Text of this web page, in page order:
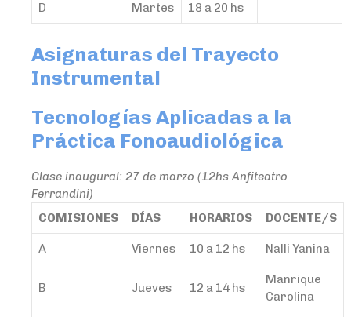
D Martes 18 a 20 hs
Asignaturas del Trayecto
Instrumental
Tecnologías Aplicadas a la
Práctica Fonoaudiológica
Clase inaugural: 27 de marzo (12hs Anfiteatro
Ferrandini)
COMISIONES
DÍAS HORARIOS DOCENTE/S
A Viernes 10 a 12 hs Nalli Yanina
B Jueves 12 a 14 hs
Manrique
Carolina